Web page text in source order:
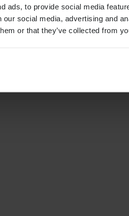
ads, to provide social media
social media, advertising and
or that they’ve collected from